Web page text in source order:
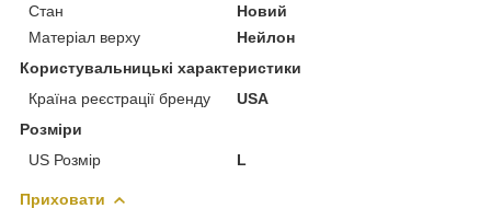
Стан
Новий
Матеріал верху
Нейлон
Користувальницькі характеристики
Країна реєстрації бренду
USA
Розміри
US Розмір
L
Приховати